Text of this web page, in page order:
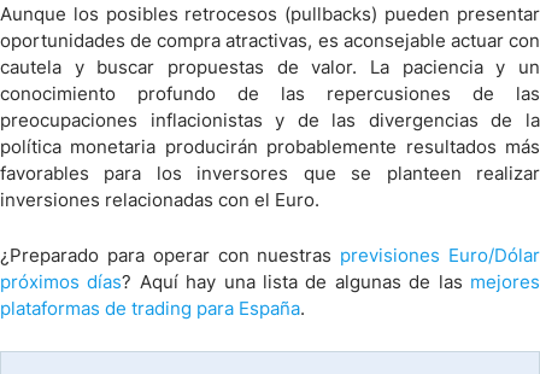
Aunque los posibles retrocesos (pullbacks) pueden presentar
oportunidades de compra atractivas, es aconsejable actuar con
cautela y buscar propuestas de valor. La paciencia y un
conocimiento profundo de las repercusiones de las
preocupaciones inflacionistas y de las divergencias de la
política monetaria producirán probablemente resultados más
favorables para los inversores que se planteen realizar
inversiones relacionadas con el Euro.
¿Preparado para operar con nuestras previsiones Euro/Dólar
próximos días? Aquí hay una lista de algunas de las mejores
plataformas de trading para España.